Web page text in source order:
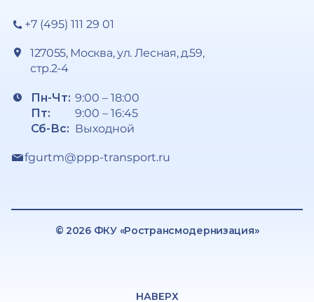
+7 (495) 111 29 01
127055, Москва, ул. Лесная, д.59,
стр.2-4
Пн-Чт:
Пт:
Сб-Вс:
9:00 – 18:00
9:00 – 16:45
Выходной
fgurtm@ppp-transport.ru
© 2026 ФКУ «Ространсмодернизация»
НАВЕРХ